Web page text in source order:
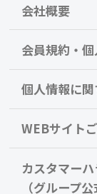
会社概要
会員規約・
個人情報に
WEBサイト
カスタマー
（グループ